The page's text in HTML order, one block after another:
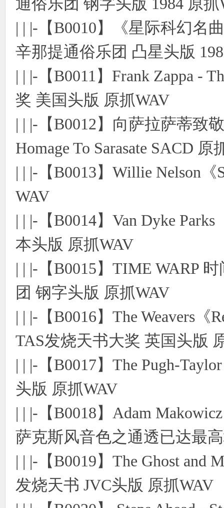
| | |-【B0010】《星际科幻名
辛那提通俗乐团 凸星头版
| | |-【B0011】Frank Zappa -
奖 美国头版 原抓WAV
| | |-【B0012】向萨拉萨蒂致
Homage To Sarasate SACD 原
| | |-【B0013】Willie Nelson
WAV
| | |-【B0014】Van Dyke
本头版 原抓WAV
| | |-【B0015】TIME WARP
团 钢字头版 原抓WAV
| | |-【B0016】The Weavers《
TAS发烧天书大奖 英国头版
| | |-【B0017】The Pugh-
头版 原抓WAV
| | |-【B0018】Adam
萨克斯风音色之通透已达最
| | |-【B0019】The Ghost
发烧天书 JVC头版 原抓WAV